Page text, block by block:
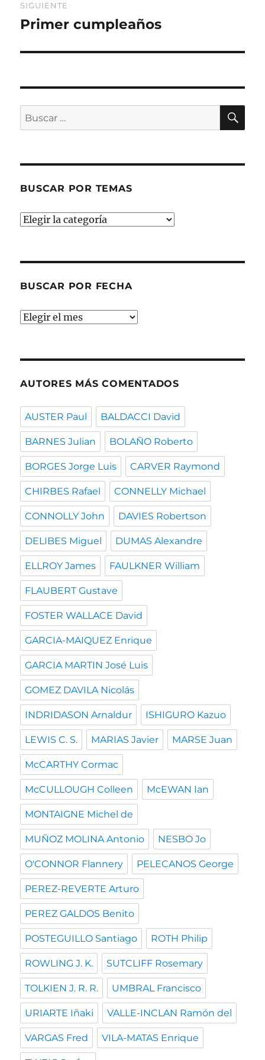
SIGUIENTE
Entrada
Primer cumpleaños
Buscar
por:
BUSCAR POR TEMAS
Buscar
BUSCAR POR FECHA
Buscar
AUTORES MÁS COMENTADOS
AUSTER Paul BALDACCI David
BARNES Julian BOLAÑO Roberto
BORGES Jorge Luis CARVER Raymond
CHIRBES Rafael CONNELLY Michael
CONNOLLY John DAVIES Robertson
DELIBES Miguel DUMAS Alexandre
ELLROY James FAULKNER William
FLAUBERT Gustave
FOSTER WALLACE David
GARCIA-MAIQUEZ Enrique
GARCIA MARTIN José Luis
GOMEZ DAVILA Nicolás
INDRIDASON Arnaldur ISHIGURO Kazuo
LEWIS C. S. MARIAS Javier MARSE Juan
McCARTHY Cormac
McCULLOUGH Colleen McEWAN Ian
MONTAIGNE Michel de
MUÑOZ MOLINA Antonio NESBO Jo
O'CONNOR Flannery PELECANOS George
PEREZ-REVERTE Arturo
PEREZ GALDOS Benito
POSTEGUILLO Santiago ROTH Philip
ROWLING J. K. SUTCLIFF Rosemary
TOLKIEN J. R. R. UMBRAL Francisco
URIARTE Iñaki VALLE-INCLAN Ramón del
VARGAS Fred VILA-MATAS Enrique